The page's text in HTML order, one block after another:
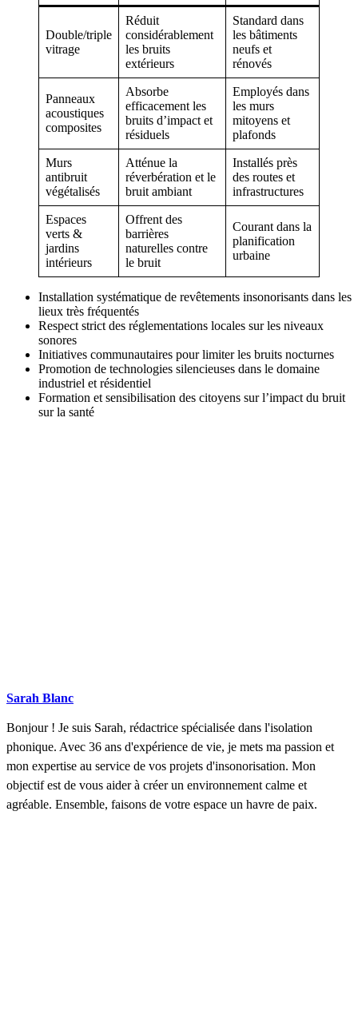
Double/triple
vitrage
Réduit
considérablement
les bruits
extérieurs
Standard dans
les bâtiments
neufs et
rénovés
Panneaux
acoustiques
composites
Absorbe
efficacement les
bruits d’impact et
résiduels
Employés dans
les murs
mitoyens et
plafonds
Murs
antibruit
végétalisés
Atténue la
réverbération et le
bruit ambiant
Installés près
des routes et
infrastructures
Espaces
verts &
jardins
intérieurs
Offrent des
barrières
naturelles contre
le bruit
Courant dans la
planification
urbaine
Installation systématique de revêtements insonorisants dans les
lieux très fréquentés
Respect strict des réglementations locales sur les niveaux
sonores
Initiatives communautaires pour limiter les bruits nocturnes
Promotion de technologies silencieuses dans le domaine
industriel et résidentiel
Formation et sensibilisation des citoyens sur l’impact du bruit
sur la santé
Sarah Blanc
Bonjour ! Je suis Sarah, rédactrice spécialisée dans l'isolation
phonique. Avec 36 ans d'expérience de vie, je mets ma passion et
mon expertise au service de vos projets d'insonorisation. Mon
objectif est de vous aider à créer un environnement calme et
agréable. Ensemble, faisons de votre espace un havre de paix.